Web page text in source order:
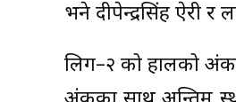
भने दीपेन्द्रसिंह ऐरी
लिग–२ को हालको